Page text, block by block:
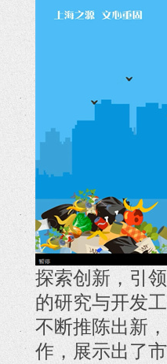
探索创新，引
的研究与开发
不断推陈出新
作，展示出了